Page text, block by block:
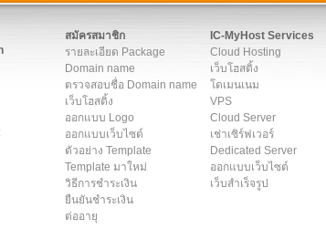
สมัครสมาชิก
รายละเอียด Package
Domain name
ตรวจสอบชื่อ Domain name
เว็บโฮสติ้ง
ออกแบบ Logo
ออกแบบเว็บไซต์
ตัวอย่าง Template
Template มาใหม่
วิธีการชำระเงิน
ยืนยันชำระเงิน
ต่ออายุ
IC-MyHost Services
Cloud Hosting
เว็บโฮสติ้ง
โดเมนเนม
VPS
Cloud Server
เช่าเซิร์ฟเวอร์
Dedicated Server
ออกแบบเว็บไซต์
เว็บสำเร็จรูป